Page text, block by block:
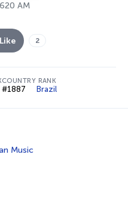
AM
Like 2
COUNTRY RANK
#1887 Brazil
Music